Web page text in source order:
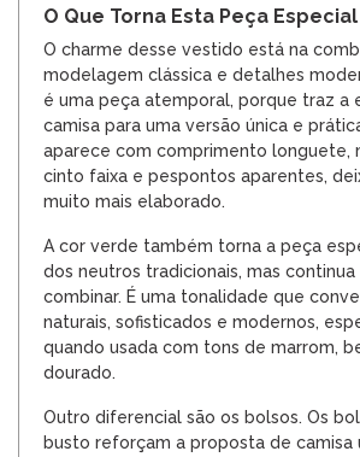
O Que Torna Esta Peça Especial
O charme desse vestido está na
modelagem clássica e detalhes
é uma peça atemporal, porque traz a
camisa para uma versão única e
aparece com comprimento longuete,
cinto faixa e pespontos aparentes,
muito mais elaborado.
A cor verde também torna a peça
dos neutros tradicionais, mas
combinar. É uma tonalidade que
naturais, sofisticados e modernos,
quando usada com tons de marrom,
dourado.
Outro diferencial são os bolsos. Os
busto reforçam a proposta de camisa